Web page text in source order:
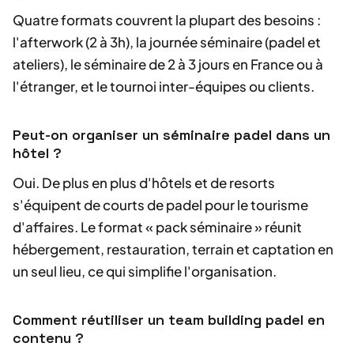
Quatre formats couvrent la plupart des besoins :
l'afterwork (2 à 3h), la journée séminaire (padel et
ateliers), le séminaire de 2 à 3 jours en France ou à
l'étranger, et le tournoi inter-équipes ou clients.
Peut-on organiser un séminaire padel dans un
hôtel ?
Oui. De plus en plus d'hôtels et de resorts
s'équipent de courts de padel pour le tourisme
d'affaires. Le format « pack séminaire » réunit
hébergement, restauration, terrain et captation en
un seul lieu, ce qui simplifie l'organisation.
Comment réutiliser un team building padel en
contenu ?